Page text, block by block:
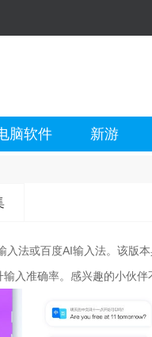
脑软件 新游
法或百度AI输入法。该版
入准确率。感兴趣的小伙